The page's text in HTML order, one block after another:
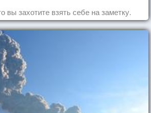
вы захотите взять себе на заметку.